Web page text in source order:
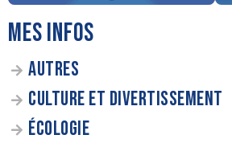
MES INFOS
AUTRES
CULTURE ET DIVERTISSEMENT
ÉCOLOGIE